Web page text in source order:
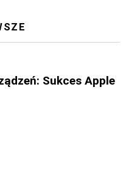
Sukces Apple